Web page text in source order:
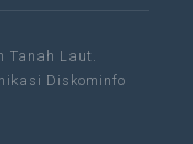
Tanah Laut.
Diskominfo